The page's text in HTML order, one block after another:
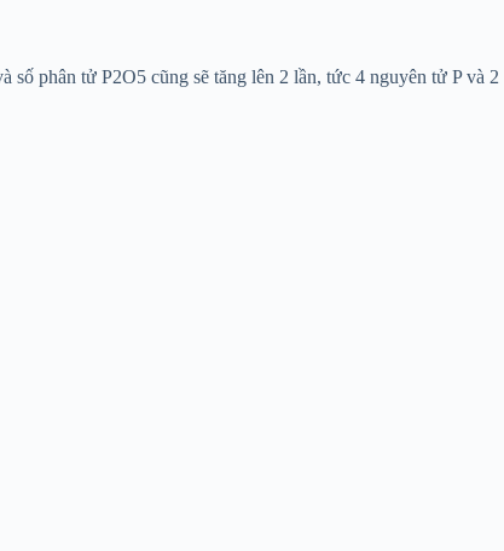
số phân tử P2O5 cũng sẽ tăng lên 2 lần, tức 4 nguyên tử P và 2